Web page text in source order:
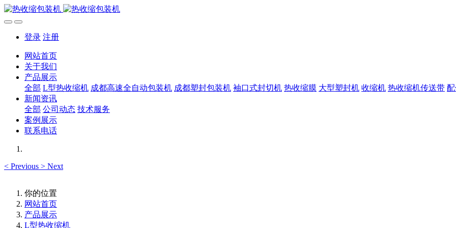
登录 注册
网站首页
关于我们
产品展示
全部 L型热收缩机 成都高速全自动包装机 成都塑封包装机 袖口式封切机 热收缩膜 大型塑封机 收缩机 热收缩机传送带
新闻资讯
全部 公司动态 技术服务
案例展示
联系电话
< Previous > Next
你的位置
网站首页
产品展示
L型热收缩机